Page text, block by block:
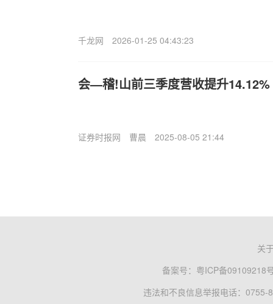
千龙网 2026-01-25 04:43:23
会—稽!山前三季度营收提升14.12%
证券时报网 曹晨 2025-08-05 21:44
关
备案号： 粤ICP备09109218
违法和不良信息举报电话：0755-